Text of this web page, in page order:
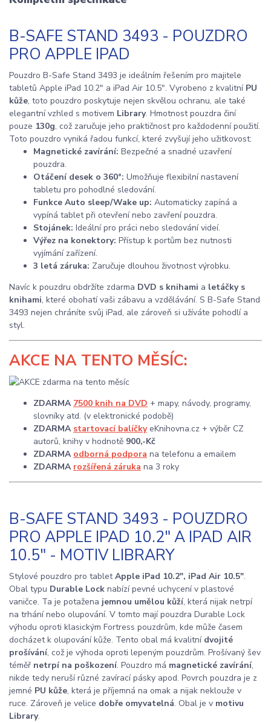
B-SAFE STAND 3493 - POUZDRO
PRO APPLE IPAD
Pouzdro B-Safe Stand 3493 je ideálním řešením pro majitele
tabletů Apple iPad 10.2" a iPad Air 10.5". Vyrobeno z kvalitní PU
kůže, toto pouzdro poskytuje nejen skvělou ochranu, ale také
elegantní vzhled s motivem Library. Hmotnost pouzdra činí
pouze 130g, což zaručuje jeho praktičnost pro každodenní použití.
Toto pouzdro vyniká řadou funkcí, které zvyšují jeho užitkovost:
Magnetické zavírání: Bezpečné a snadné uzavření
pouzdra.
Otáčení desek o 360°: Umožňuje flexibilní nastavení
tabletu pro pohodlné sledování.
Funkce Auto sleep/Wake up: Automaticky zapíná a
vypíná tablet při otevření nebo zavření pouzdra.
Stojánek: Ideální pro práci nebo sledování videí.
Výřez na konektory: Přístup k portům bez nutnosti
vyjímání zařízení.
3 letá záruka: Zaručuje dlouhou životnost výrobku.
Navíc k pouzdru obdržíte zdarma DVD s knihami a letáčky s
knihami, které obohatí vaši zábavu a vzdělávání. S B-Safe Stand
3493 nejen chráníte svůj iPad, ale zároveň si užíváte pohodlí a
styl.
AKCE NA TENTO MĚSÍC:
ZDARMA 7500 knih na DVD + mapy, návody, programy,
slovníky atd. (v elektronické podobě)
ZDARMA startovací balíčkyeKnihovna.cz + výběr CZ
autorů, knihy v hodnotě 900,-Kč
ZDARMA odborná podpora na telefonu a emailem
ZDARMA rozšířená záruka na 3 roky
B-SAFE STAND 3493 - POUZDRO
PRO APPLE IPAD 10.2" A IPAD AIR
10.5" - MOTIV LIBRARY
Stylové pouzdro pro tabletApple iPad 10.2", iPad Air 10.5".
Obal typu Durable Lock nabízí pevné uchycení v plastové
vaničce. Ta je potažena jemnou umělou kůží, která nijak netrpí
na trhání nebo olupování. V tomto mají pouzdra Durable Lock
výhodu oproti klasickým Fortress pouzdrům, kde může časem
docházet k olupování kůže. Tento obal má kvalitní dvojité
prošívání, což je výhoda oproti lepeným pouzdrům. Prošívaný šev
téměř netrpí na poškození. Pouzdro má magnetické zavírání,
nikde tedy neruší různé zavírací pásky apod. Povrch pouzdra je z
jemné PU kůže, která je příjemná na omak a nijak neklouže v
ruce. Zároveň je velice dobře omyvatelná. Obal je v motivu
Library.